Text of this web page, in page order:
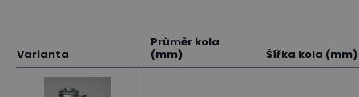
Varianta
Průměr kola
(mm)
Šířka kola (mm)